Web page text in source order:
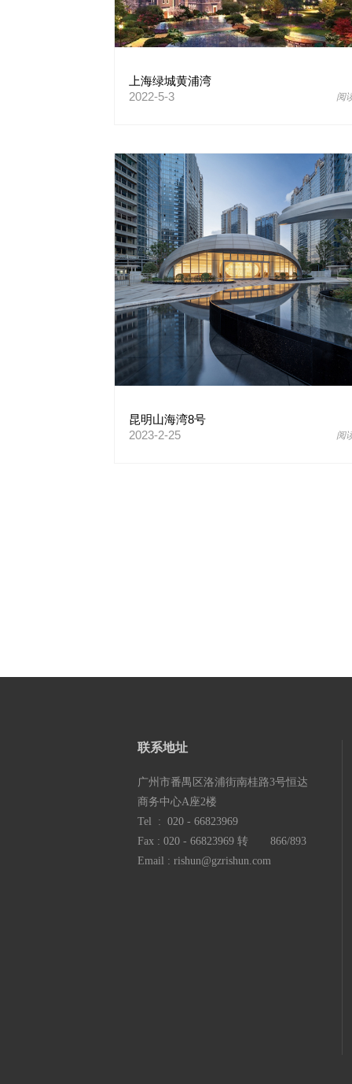
上海绿城黄浦湾
2022-5-3
阅
昆明山海湾8号
2023-2-25
阅
联系地址
广州市番禺区洛浦街南桂路3号恒达
商务中心A座2楼
Tel : 020 - 66823969
Fax : 020 - 66823969 转 866/893
Email : rishun@gzrishun.com